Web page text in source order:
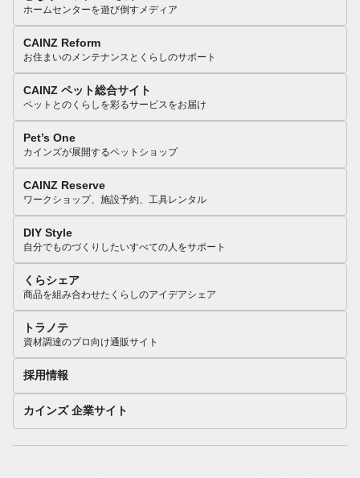
ホームセンターを遊び倒すメディア
CAINZ Reform
お住まいのメンテナンスとくらしのサポート
CAINZ ペット総合サイト
ペットとのくらしを彩るサービスをお届け
Pet’s One
カインズが展開するペットショップ
CAINZ Reserve
ワークショップ、施設予約、工具レンタル
DIY Style
自分でものづくりしたいすべての人をサポート
くらシェア
商品を組み合わせたくらしのアイデアシェア
トラノテ
資材調達のプロ向け通販サイト
採用情報
カインズ 企業サイト